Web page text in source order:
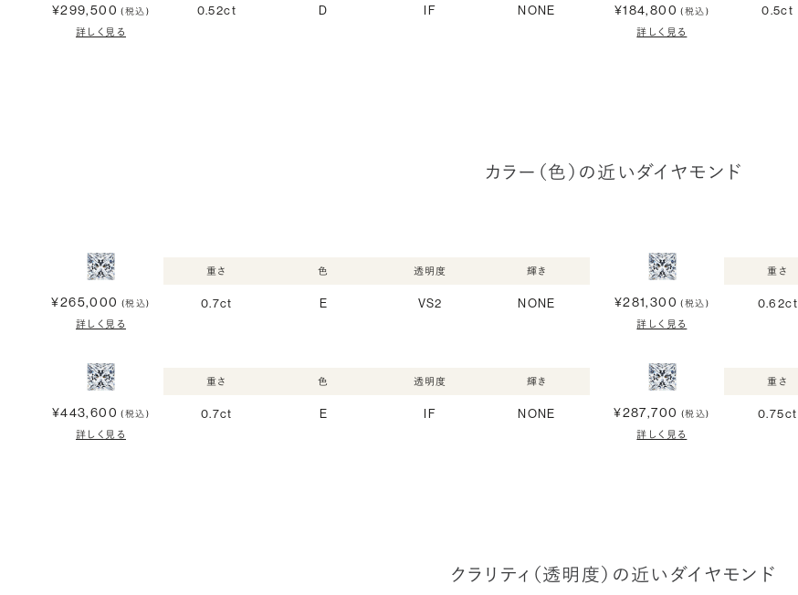
¥299,500 (税込)
詳しく見る
0.52ct D IF NONE ¥184,800 (税込)
詳しく見る
0.5ct
カラー（色）の近いダイヤモンド
¥265,000 (税込)
詳しく見る
重さ
0.7ct
色
E
透明度
VS2
輝き
NONE ¥281,300 (税込)
詳しく見る
重さ
0.62ct
¥443,600 (税込)
詳しく見る
重さ
0.7ct
色
E
透明度
IF
輝き
NONE ¥287,700 (税込)
詳しく見る
重さ
0.75ct
クラリティ（透明度）の近いダイヤモンド